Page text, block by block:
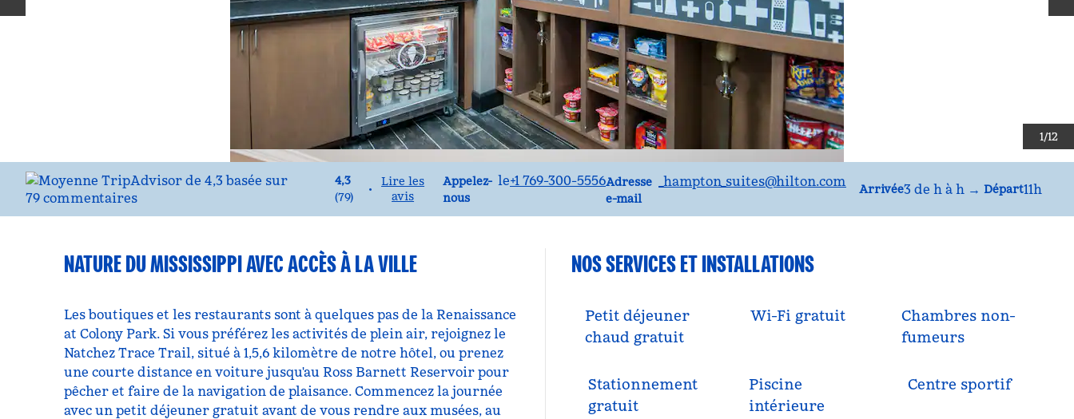
1/12
4,3
(79)
•
Lire les
avis
Appelez-
nous
Appelez le+1 769-300-5556Adresse
e-mail
CourrielJANJR_hampton_suites@hilton.com Arrivée3 de h à h → Départ11h
NATURE DU MISSISSIPPI AVEC ACCÈS À LA VILLE
Les boutiques et les restaurants sont à quelques pas de la Renaissance
at Colony Park. Si vous préférez les activités de plein air, rejoignez le
Natchez Trace Trail, situé à 1,5,6 kilomètre de notre hôtel, ou prenez
une courte distance en voiture jusqu'au Ross Barnett Reservoir pour
pêcher et faire de la navigation de plaisance. Commencez la journée
avec un petit déjeuner gratuit avant de vous rendre aux musées, au
NOS SERVICES ET INSTALLATIONS
Petit déjeuner
chaud gratuit
Wi-Fi gratuit
Chambres non-
fumeurs
Stationnement
gratuit
Piscine
intérieure
Centre sportif